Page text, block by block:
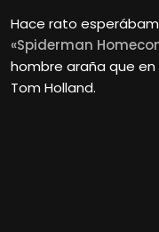
Hace rato
«Spiderman
hombre araña que
Tom Holland.